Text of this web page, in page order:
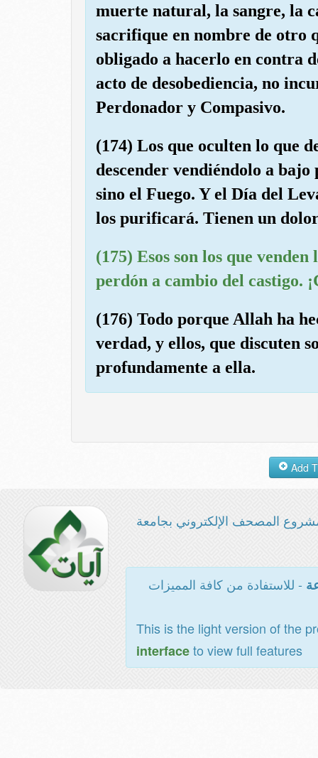
muerte natural, la sangre, la
sacrifique en nombre de otro
obligado a hacerlo en contra
acto de desobediencia, no
Perdonador y Compasivo.
(174) Los que oculten lo que
descender vendiéndolo a
sino el Fuego. Y el Día del
los purificará. Tienen un
(175) Esos son los que
perdón a cambio del castigo.
(176) Todo porque Allah ha
verdad, y ellos, que discuten
profundamente a ella.
المصحف الإلكتروني بجامعة
- للاستفادة من كافة المميزات
This is the light version of the
interfaceto view full features